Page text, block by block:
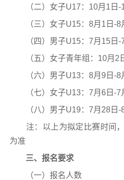
（二）女子U17：10月1日-
（三）女子U15：8月1日-8
（四）男子U15：7月15日-7
（五）女子青年组：10月2日
（六）男子U13：8月9日-8
（七）女子U13：7月6日-7
（八）男子U19：7月28日-8
注：以上为拟定比赛时间，
为准
三、报名要求
（一）报名人数